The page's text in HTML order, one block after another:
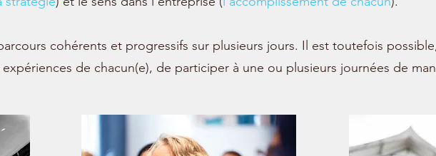
cohérents et progressifs sur plusieurs jours. Il est toutefois
de chacun(e), de participer à une ou plusieurs journées de